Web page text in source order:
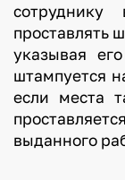
проставлять
указывая
штампуется
если места
выданного